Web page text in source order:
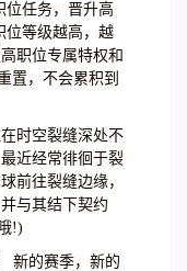
位任务，晋升高
位等级越高，越
职位专属特权和
置，不会累积到
时空裂缝深处不
近经常徘徊于裂
前往裂缝边缘，
与其结下契约
!)
新的赛季，新的